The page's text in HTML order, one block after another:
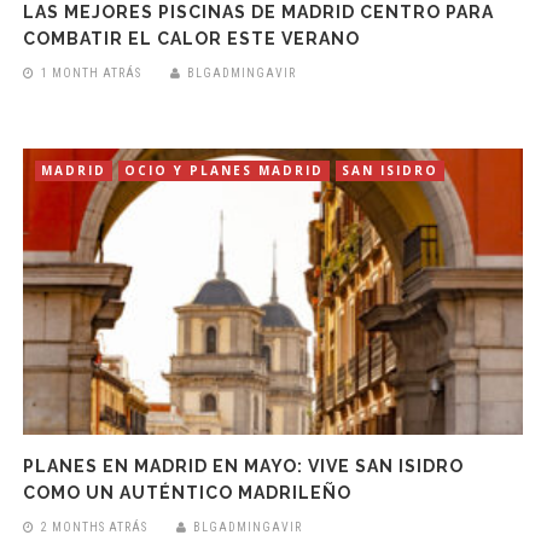
LAS MEJORES PISCINAS DE MADRID CENTRO PARA
COMBATIR EL CALOR ESTE VERANO
1 MONTH ATRÁS BLGADMINGAVIR
MADRID OCIO Y PLANES MADRID SAN ISIDRO
PLANES EN MADRID EN MAYO: VIVE SAN ISIDRO
COMO UN AUTÉNTICO MADRILEÑO
2 MONTHS ATRÁS BLGADMINGAVIR